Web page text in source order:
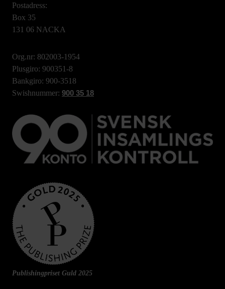
Postadress:
Box 35
131 06 NACKA
Org.nr: 802003-1954
Plusgiro: 900351-8
Bankgiro: 900-3518
Swishnummer: 900 35 18
Publishingpriset Guld 2025